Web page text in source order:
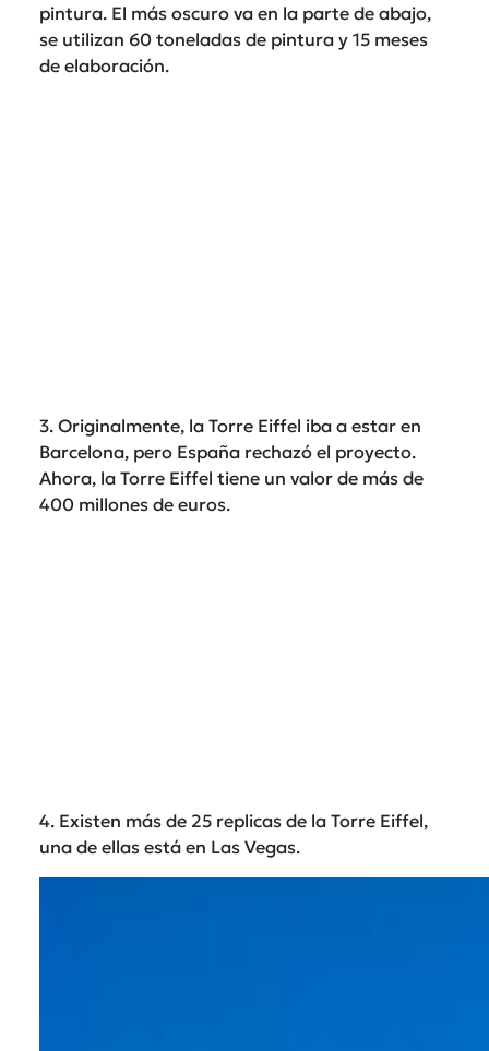
pintura. El más oscuro va en la parte de abajo,
se utilizan 60 toneladas de pintura y 15 meses
de elaboración.
3. Originalmente, la Torre Eiffel iba a estar en
Barcelona, pero España rechazó el proyecto.
Ahora, la Torre Eiffel tiene un valor de más de
400 millones de euros.
4. Existen más de 25 replicas de la Torre Eiffel,
una de ellas está en Las Vegas.